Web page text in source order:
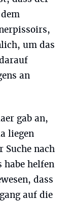
um das
an
gab an,
liegen
Suche nach
helfen
dass
auf die